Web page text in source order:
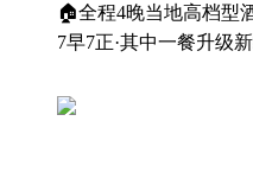
🏠全程4晚当地高档型
7早7正·其中一餐升级